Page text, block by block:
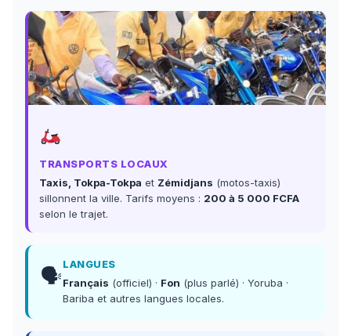
TRANSPORTS LOCAUX
Taxis, Tokpa-Tokpa et Zémidjans (motos-taxis)
sillonnent la ville. Tarifs moyens : 200 à 5 000 FCFA
selon le trajet.
🗣LANGUES
Français (officiel) · Fon (plus parlé) · Yoruba ·
Bariba et autres langues locales.